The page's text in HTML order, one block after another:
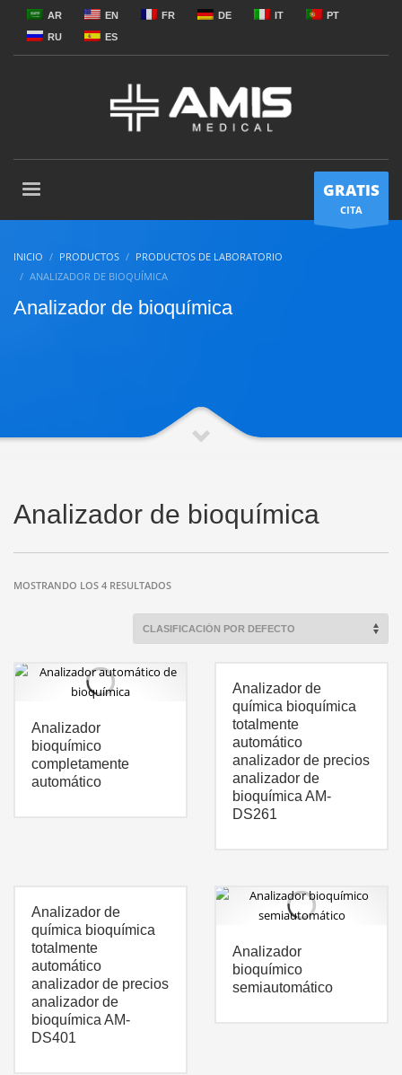
AR EN FR DE IT
PT
RU
ES
GRATIS
CITA
INICIO PRODUCTOS
PRODUCTOS DE LABORATORIO
ANALIZADOR DE BIOQUÍMICA
Analizador de bioquímica
Analizador de bioquímica
MOSTRANDO LOS 4 RESULTADOS
Analizador
bioquímico
completamente
automático
Analizador de
química bioquímica
totalmente
automático
analizador de precios
analizador de
bioquímica AM-
DS261
Analizador de
química bioquímica
totalmente
automático
analizador de precios
analizador de
bioquímica AM-
DS401
Analizador
bioquímico
semiautomático